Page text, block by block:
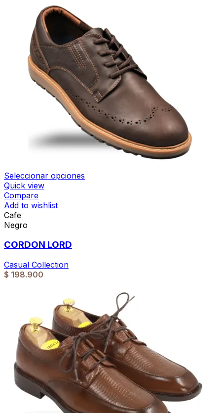
Seleccionar opciones
Quick view
Compare
Add to wishlist
Cafe
Negro
CORDON LORD
Casual Collection
$ 198.900